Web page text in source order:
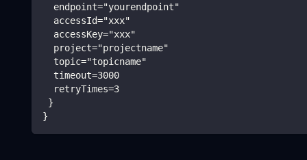
  endpoint="yourendpoint"
  accessId="xxx"
  accessKey="xxx"
  project="projectname"
  topic="topicname"
  timeout=3000
  retryTimes=3
}
}